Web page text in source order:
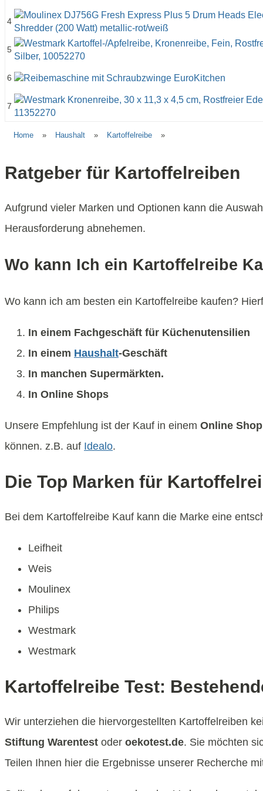
4
5
6
7
Home » Haushalt » Kartoffelreibe »
Ratgeber für Kartoffelreiben
Aufgrund vieler Marken und Optionen kann die
Herausforderung abnehemen.
Wo kann Ich ein Kartoffelreibe
Wo kann ich am besten ein Kartoffelreibe kaufen?
In einem Fachgeschäft für Küchenutensilien
In einem Haushalt-Geschäft
In manchen Supermärkten.
In Online Shops
Unsere Empfehlung ist der Kauf in einem Online
können. z.B. auf Idealo.
Die Top Marken für
Bei dem Kartoffelreibe Kauf kann die Marke eine
Leifheit
Weis
Moulinex
Philips
Westmark
Westmark
Kartoffelreibe Test:
Wir unterziehen die hiervorgestellten Kartoffelreiben
Stiftung Warentest oder oekotest.de. Sie möchten
Teilen Ihnen hier die Ergebnisse unserer Recherche